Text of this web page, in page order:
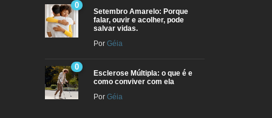
0
Setembro Amarelo: Porque
falar, ouvir e acolher, pode
salvar vidas.
Por Géia
0
Esclerose Múltipla: o que é e
como conviver com ela
Por Géia